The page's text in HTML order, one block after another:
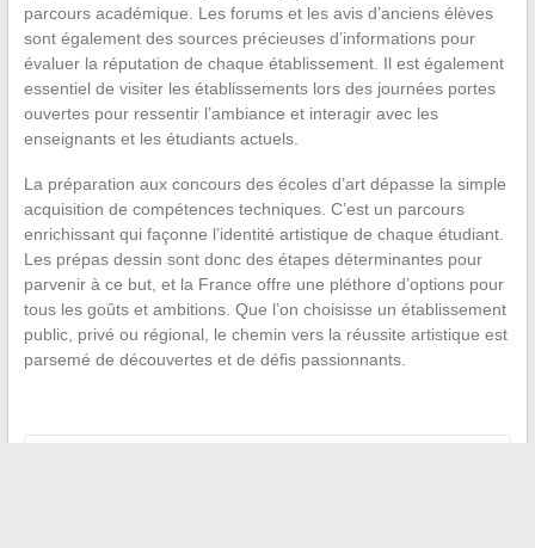
parcours académique. Les forums et les avis d’anciens élèves
sont également des sources précieuses d’informations pour
évaluer la réputation de chaque établissement. Il est également
essentiel de visiter les établissements lors des journées portes
ouvertes pour ressentir l’ambiance et interagir avec les
enseignants et les étudiants actuels.
La préparation aux concours des écoles d’art dépasse la simple
acquisition de compétences techniques. C’est un parcours
enrichissant qui façonne l’identité artistique de chaque étudiant.
Les prépas dessin sont donc des étapes déterminantes pour
parvenir à ce but, et la France offre une pléthore d’options pour
tous les goûts et ambitions. Que l’on choisisse un établissement
public, privé ou régional, le chemin vers la réussite artistique est
parsemé de découvertes et de défis passionnants.